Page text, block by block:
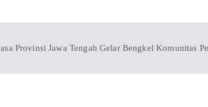
Provinsi Jawa Tengah Gelar Bengkel Komunitas